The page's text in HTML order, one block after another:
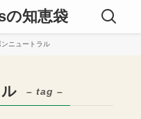
の知恵袋
ンニュートラル
– tag –